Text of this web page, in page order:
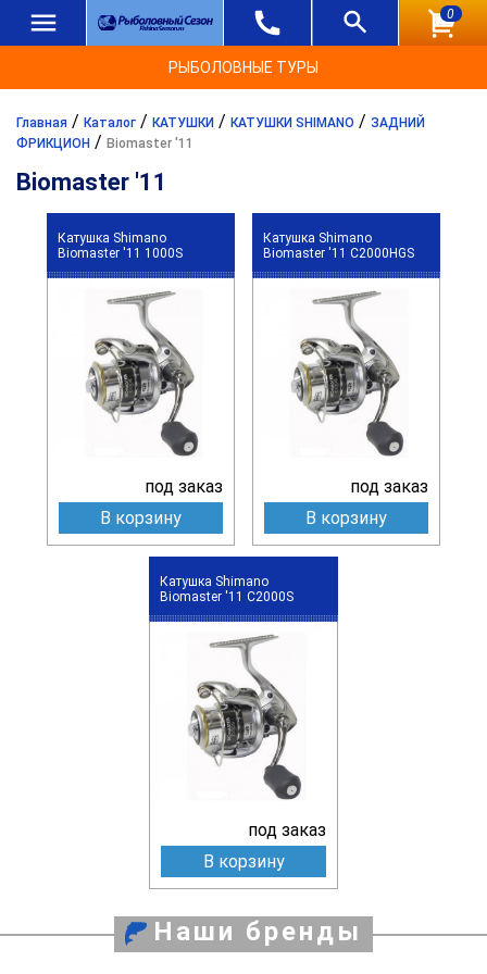
0
РЫБОЛОВНЫЕ ТУРЫ
Главная / Каталог / КАТУШКИ / КАТУШКИ SHIMANO / ЗАДНИЙ
ФРИКЦИОН / Biomaster '11
Biomaster '11
Катушка Shimano
Biomaster '11 1000S
под заказ
В корзину
Катушка Shimano
Biomaster '11 C2000HGS
под заказ
В корзину
Катушка Shimano
Biomaster '11 C2000S
под заказ
В корзину
Наши бренды